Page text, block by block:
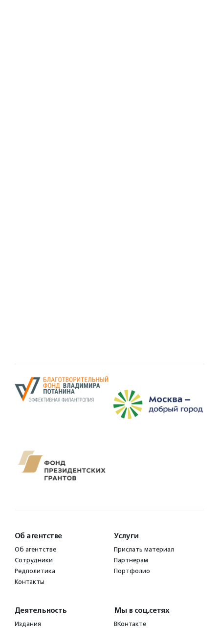
Об агентстве
Об агентстве
Сотрудники
Редполитика
Контакты
Услуги
Прислать материал
Партнерам
Портфолио
Деятельность
Издания
Мы в соц.сетях
ВКонтакте